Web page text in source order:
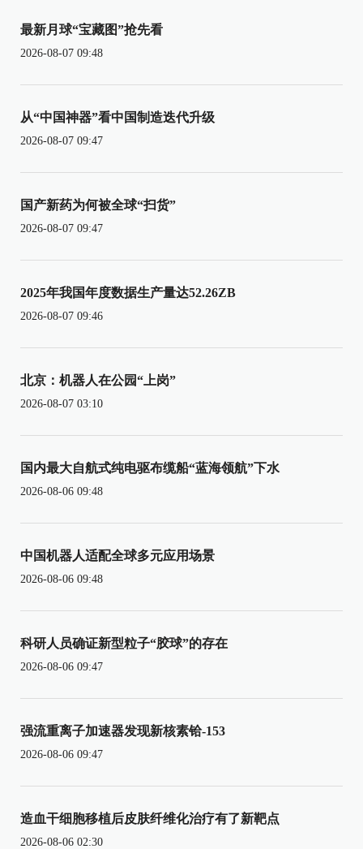
最新月球“宝藏图”抢先看
2026-08-07 09:48
从“中国神器”看中国制造迭代升级
2026-08-07 09:47
国产新药为何被全球“扫货”
2026-08-07 09:47
2025年我国年度数据生产量达52.26ZB
2026-08-07 09:46
北京：机器人在公园“上岗”
2026-08-07 03:10
国内最大自航式纯电驱布缆船“蓝海领航”下水
2026-08-06 09:48
中国机器人适配全球多元应用场景
2026-08-06 09:48
科研人员确证新型粒子“胶球”的存在
2026-08-06 09:47
强流重离子加速器发现新核素铪-153
2026-08-06 09:47
造血干细胞移植后皮肤纤维化治疗有了新靶点
2026-08-06 02:30